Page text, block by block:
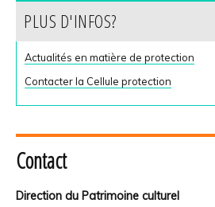
PLUS D'INFOS?
Actualités en matière de protection
Contacter la Cellule protection
Contact
Direction du Patrimoine culturel